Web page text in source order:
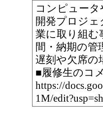
コンピュー
開発プロジ
業に取り組む
間・納期の管
遅刻や欠席の
■履修生のコ
https://
1M/